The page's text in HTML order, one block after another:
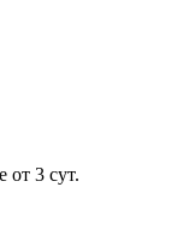
от 3 сут.